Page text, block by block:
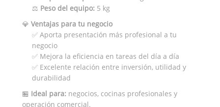
⚖️ Peso del equipo: 5 kg
💎 Ventajas para tu negocio
✅ Aporta presentación más profesional a tu
negocio
✅ Mejora la eficiencia en tareas del día a día
✅ Excelente relación entre inversión, utilidad y
durabilidad
🏪 Ideal para: negocios, cocinas profesionales y
operación comercial.